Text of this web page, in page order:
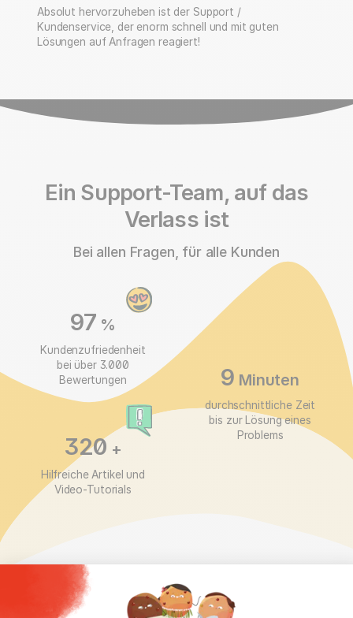
Absolut hervorzuheben ist der Support /
Kundenservice, der enorm schnell und mit guten
Lösungen auf Anfragen reagiert!
Ein Support-Team, auf das
Verlass ist
Bei allen Fragen, für alle Kunden
97 %
Kundenzufriedenheit
bei über 3.000
Bewertungen
9 Minuten
durchschnittliche Zeit
bis zur Lösung eines
Problems
320 +
Hilfreiche Artikel und
Video-Tutorials